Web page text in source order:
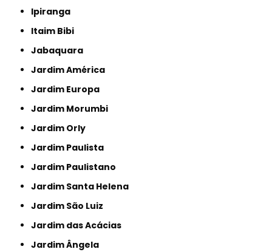
Ipiranga
Itaim Bibi
Jabaquara
Jardim América
Jardim Europa
Jardim Morumbi
Jardim Orly
Jardim Paulista
Jardim Paulistano
Jardim Santa Helena
Jardim São Luiz
Jardim das Acácias
Jardim Ângela